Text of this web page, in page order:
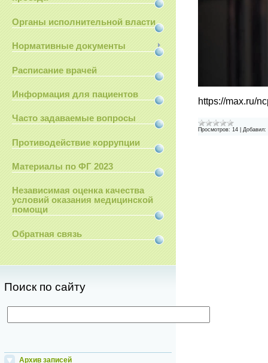
Органы исполнительной власти
Нормативные документы
Расписание врачей
Информация для пациентов
Часто задаваемые вопросы
Противодействие коррупции
Материалы по ФГ 2023
Независимая оценка качества
условий оказания медицинской
помощи
Обратная связь
Поиск по сайту
Архив записей
https://max.ru/
Просмотров: 14 |Добавил: